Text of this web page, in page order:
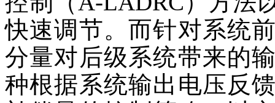
快速调节。而针对系统
分量对后级系统带来的
种根据系统输出电压反